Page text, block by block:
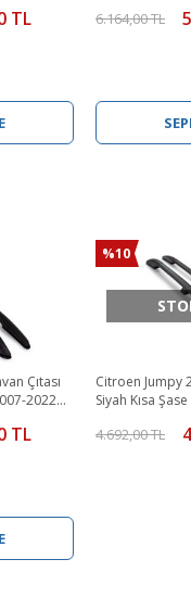
TL 6.164,00 TL
Çıtası
2022
TL
%10
Citroen Jumpy
Siyah Kısa
4.692,00 TL